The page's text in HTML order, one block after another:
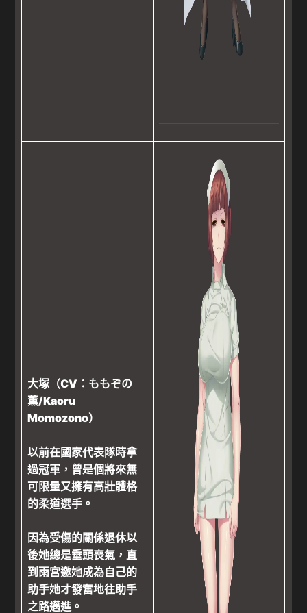
大塚（CV：ももぞの
薫/Kaoru
Momozono）
以前在國家代表隊時拿
過冠軍，曾是個將來無
可限量又擁有高壯體格
的柔道選手。
因為受傷的關係退休以
後她總是垂頭喪氣，直
到雨宮邀她成為自己的
助手她才發奮地往助手
之路邁進。